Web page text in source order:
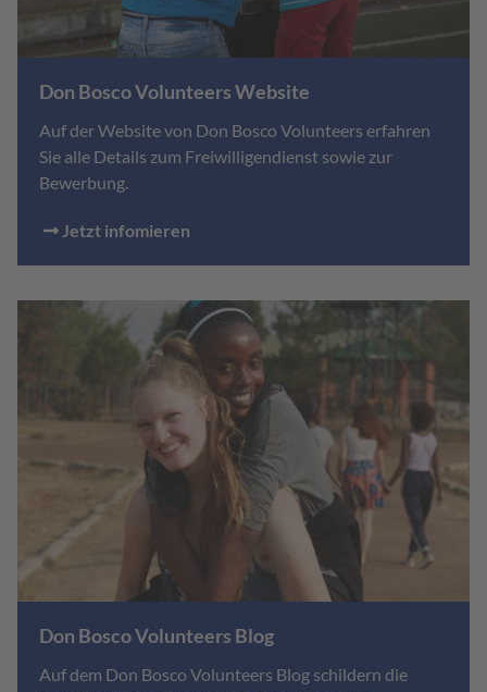
Don Bosco Volunteers Website
Auf der Website von Don Bosco Volunteers erfahren
Sie alle Details zum Freiwilligendienst sowie zur
Bewerbung.
Jetzt infomieren
Don Bosco Volunteers Blog
Auf dem Don Bosco Volunteers Blog schildern die